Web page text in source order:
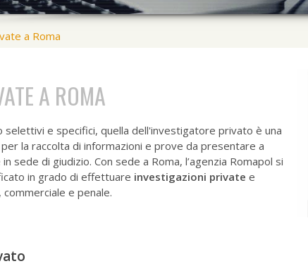
a Roma
A ROMA
e specifici, quella dell'investigatore privato è una
la raccolta di informazioni e prove da presentare a
sede di giudizio. Con sede a Roma, l’agenzia Romapol si
in grado di effettuare investigazioni private e
e penale.